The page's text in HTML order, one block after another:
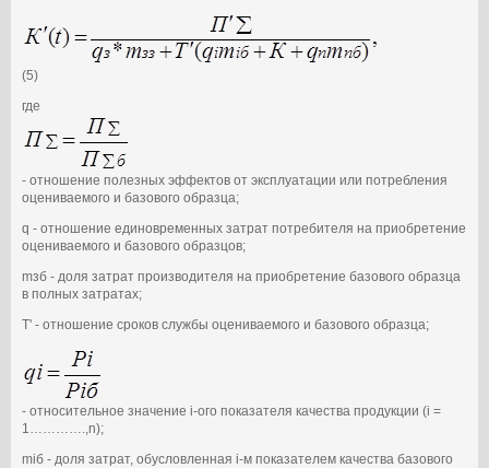
(5)
где
- отношение полезных эффектов от эксплуатации или потребления
оцениваемого и базового образца;
q - отношение единовременных затрат потребителя на приобретение
оцениваемого и базового образцов;
mзб - доля затрат производителя на приобретение базового образца
в полных затратах;
T' - отношение сроков службы оцениваемого и базового образца;
- относительное значение i-ого показателя качества продукции (i =
1………….,n);
miб - доля затрат, обусловленная i-м показателем качества базового